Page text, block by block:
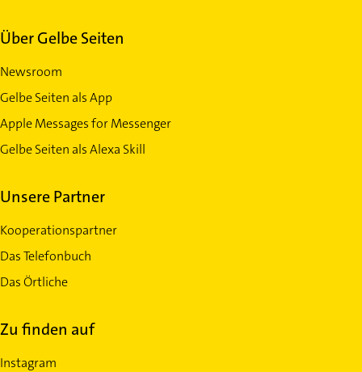
Über Gelbe Seiten
Newsroom
Gelbe Seiten als App
Apple Messages for Messenger
Gelbe Seiten als Alexa Skill
Unsere Partner
Kooperationspartner
Das Telefonbuch
Das Örtliche
Zu finden auf
Instagram